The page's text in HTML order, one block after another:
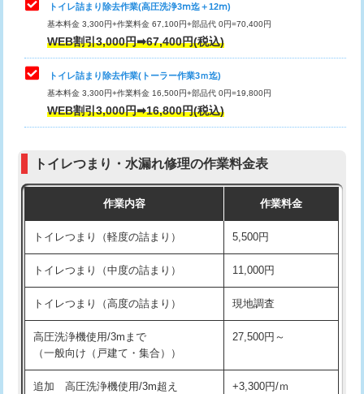
トイレ詰まり除去作業(高圧洗浄3ⅿ迄＋12ⅿ)
基本料金 3,300円+作業料金 67,100円+部品代 0円=70,400円
WEB割引3,000円➡67,400円(税込)
トイレ詰まり除去作業(トーラー作業3ｍ迄)
基本料金 3,300円+作業料金 16,500円+部品代 0円=19,800円
WEB割引3,000円➡16,800円(税込)
トイレつまり・水漏れ修理の作業料金表
作業内容 作業料金
トイレつまり（軽度の詰まり） 5,500円
トイレつまり（中度の詰まり） 11,000円
トイレつまり（高度の詰まり） 現地調査
高圧洗浄機使用/3mまで
（一般向け（戸建て・集合））
27,500円～
追加 高圧洗浄機使用/3m超え
+3,300円/ｍ